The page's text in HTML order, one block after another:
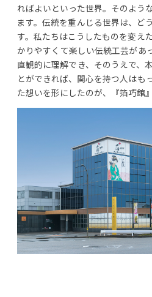
ればよいといった世界。そのよう
ます。伝統を重んじる世界は、ど
す。私たちはこうしたものを変え
かりやすくて楽しい伝統工芸があ
直観的に理解でき、そのうえで、
とができれば、関心を持つ人はも
た想いを形にしたのが、『箔巧館